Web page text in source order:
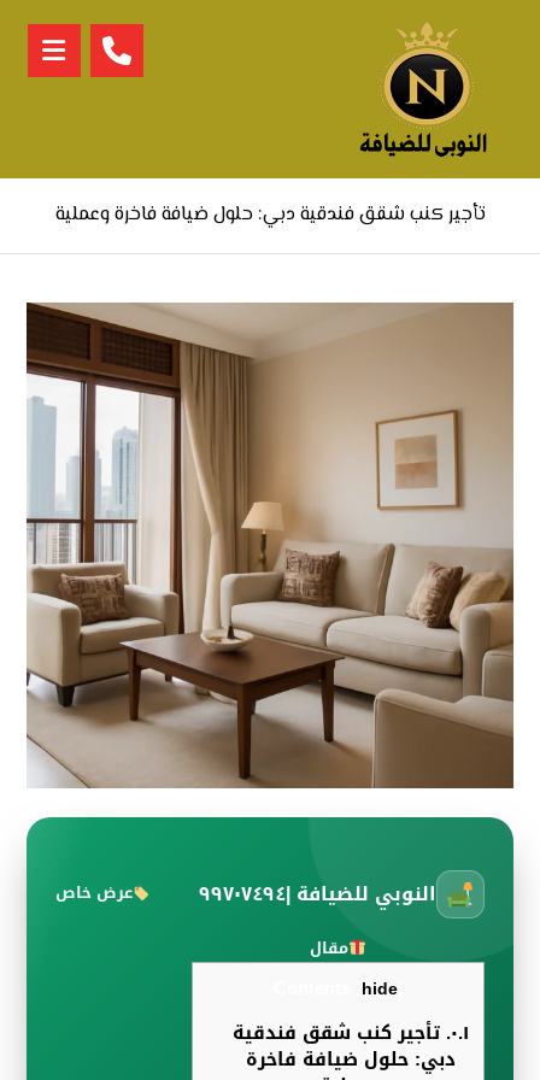
تأجير كنب شقق فندقية دبي: حلول ضيافة فاخرة وعملية
النوبي للضيافة |٩٩٧٠٧٤٩٤
عرض خاص
مقال
hide]
٠.١. تأجير كنب شقق فندقية
دبي: حلول ضيافة فاخرة